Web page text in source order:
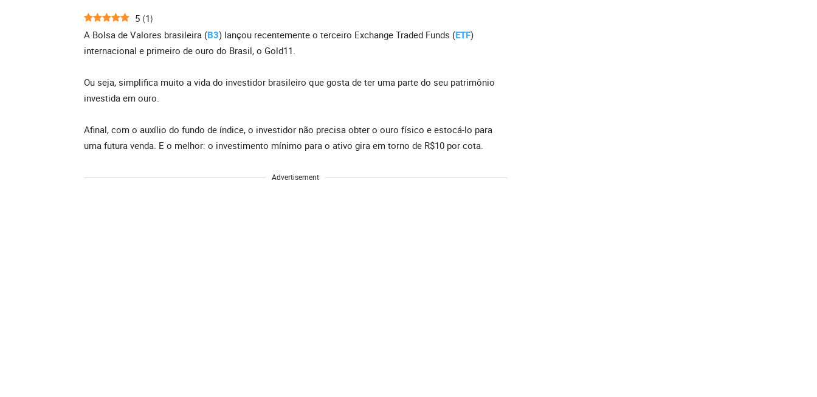
5 (1)
A Bolsa de Valores brasileira (B3) lançou recentemente o terceiro Exchange Traded Funds (ETF)
internacional e primeiro de ouro do Brasil, o Gold11.
Ou seja, simplifica muito a vida do investidor brasileiro que gosta de ter uma parte do seu patrimônio
investida em ouro.
Afinal, com o auxílio do fundo de índice, o investidor não precisa obter o ouro físico e estocá-lo para
uma futura venda. E o melhor: o investimento mínimo para o ativo gira em torno de R$10 por cota.
Advertisement